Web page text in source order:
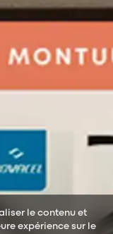
le contenu et
expérience sur le